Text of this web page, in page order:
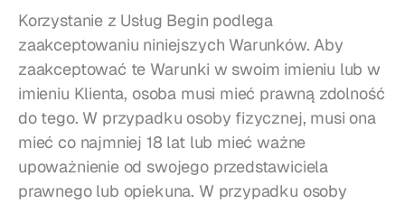
Korzystanie z Usług Begin podlega
zaakceptowaniu niniejszych Warunków. Aby
zaakceptować te Warunki w swoim imieniu lub w
imieniu Klienta, osoba musi mieć prawną zdolność
do tego. W przypadku osoby fizycznej, musi ona
mieć co najmniej 18 lat lub mieć ważne
upoważnienie od swojego przedstawiciela
prawnego lub opiekuna. W przypadku osoby